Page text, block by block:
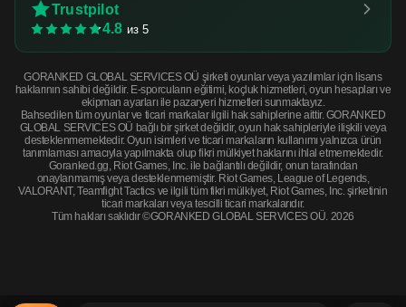
Trustpilot
4.8 из 5
GORANKED GLOBAL SERVICES OÜ şirketi oyunlar veya yazılımlar için lisans
haklarının sahibi değildir. E-sporcuların eğitimi, koçluk hizmetleri, oyun hesapları ve
ekipman ayarları ile pazaryeri hizmetleri sunmaktayız.
Bahsedilen tüm oyunlar ve ticari markalar ilgili hak sahiplerine aittir. GORANKED
GLOBAL SERVICES OÜ bağlı bir şirket değildir, oyun hak sahipleriyle ilişkili veya
desteklenmemektedir. Oyun isimleri ve ticari markaların kullanımı yalnızca ürün
tanımlaması amacıyla yapılmakta olup fikri mülkiyet haklarını ihlal etmemektedir.
Goranked.gg, Riot Games, Inc. ile bağlantılı değildir, onun tarafından
onaylanmamış veya desteklenmemiştir. Riot Games, League of Legends,
VALORANT, Teamfight Tactics ve ilgili tüm fikri mülkiyet, Riot Games, Inc. şirketinin
ticari markaları veya tescilli ticari markalarıdır.
Tüm hakları saklıdır ©GORANKED GLOBAL SERVICES OÜ. 2026